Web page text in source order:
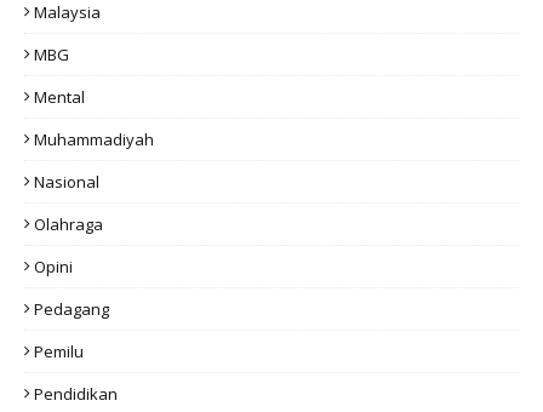
Malaysia
MBG
Mental
Muhammadiyah
Nasional
Olahraga
Opini
Pedagang
Pemilu
Pendidikan